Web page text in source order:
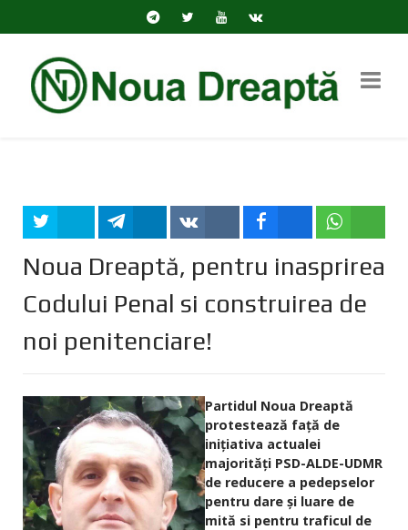
Noua Dreaptă, pentru inasprirea
Codului Penal si construirea de
noi penitenciare!
Partidul Noua Dreaptă
protestează față de
inițiativa actualei
majorități PSD-ALDE-UDMR
de reducere a pedepselor
pentru dare și luare de
mită si pentru traficul de